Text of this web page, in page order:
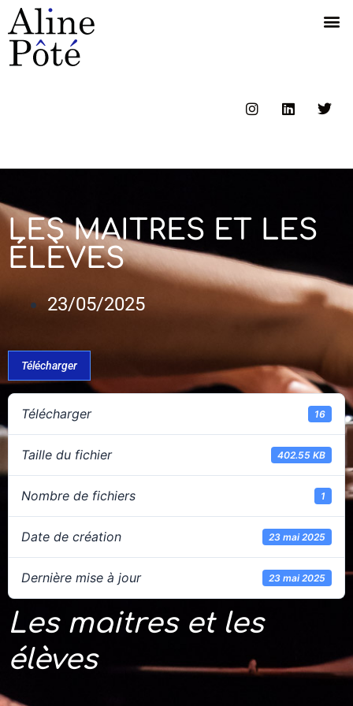
LES MAITRES ET LES
ÉLÈVES
23/05/2025
Télécharger
Télécharger 16
Taille du fichier 402.55 KB
Nombre de fichiers 1
Date de création 23 mai 2025
Dernière mise à jour 23 mai 2025
Les maitres et les
élèves